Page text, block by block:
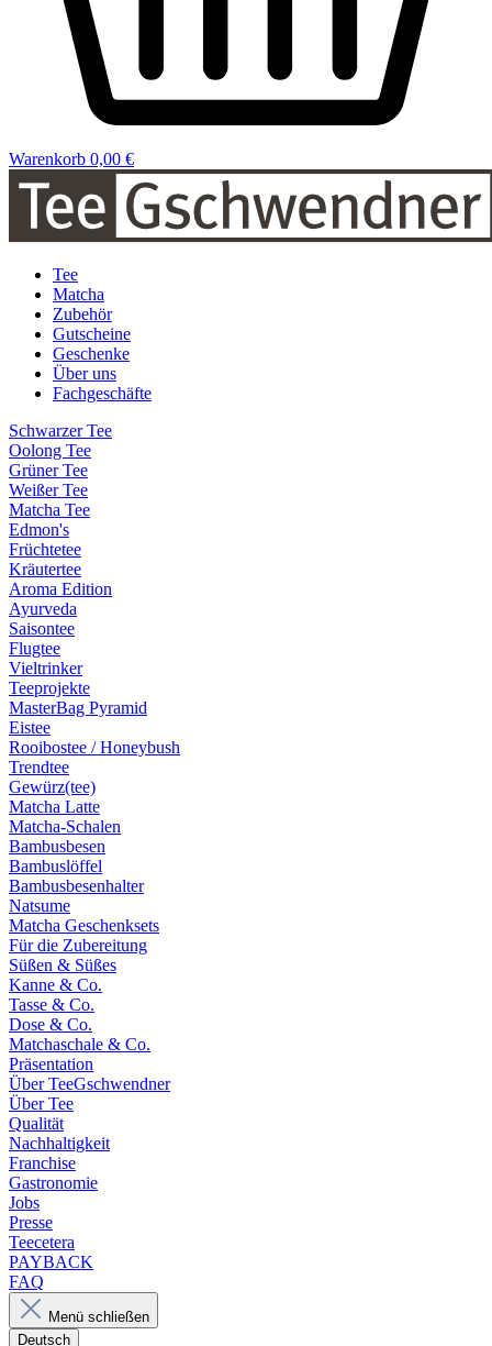
Warenkorb 0,00 €
Tee
Matcha
Zubehör
Gutscheine
Geschenke
Über uns
Fachgeschäfte
Schwarzer Tee
Oolong Tee
Grüner Tee
Weißer Tee
Matcha Tee
Edmon's
Früchtetee
Kräutertee
Aroma Edition
Ayurveda
Saisontee
Flugtee
Vieltrinker
Teeprojekte
MasterBag Pyramid
Eistee
Rooibostee / Honeybush
Trendtee
Gewürz(tee)
Matcha Latte
Matcha-Schalen
Bambusbesen
Bambuslöffel
Bambusbesenhalter
Natsume
Matcha Geschenksets
Für die Zubereitung
Süßen & Süßes
Kanne & Co.
Tasse & Co.
Dose & Co.
Matchaschale & Co.
Präsentation
Über TeeGschwendner
Über Tee
Qualität
Nachhaltigkeit
Franchise
Gastronomie
Jobs
Presse
Teecetera
PAYBACK
FAQ
Menü schließen
Deutsch